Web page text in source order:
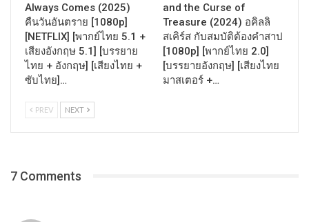
Always Comes (2025)
คืนวันอันตราย [1080p]
[NETFLIX] [พากย์ไทย 5.1 +
เสียงอังกฤษ 5.1] [บรรยาย
ไทย + อังกฤษ] [เสียงไทย +
ซับไทย]…
and the Curse of
Treasure (2024) อคิลลิ
สเคิร์ส กับสมบัติต้องคำสาป
[1080p] [พากย์ไทย 2.0]
[บรรยายอังกฤษ] [เสียงไทย
มาสเตอร์ +…
PREV NEXT
7 Comments